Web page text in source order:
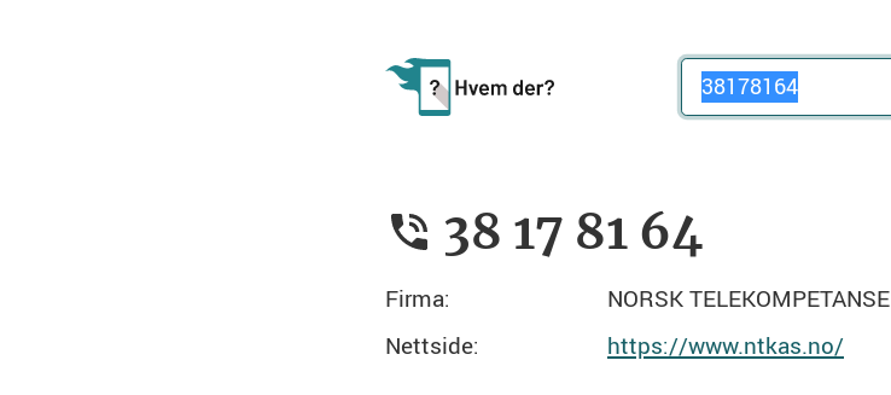
Telefonnummer
38 17 81 64
Firma:
NORSK TELEKOMPETANSE
Nettside:
https://www.ntkas.no/